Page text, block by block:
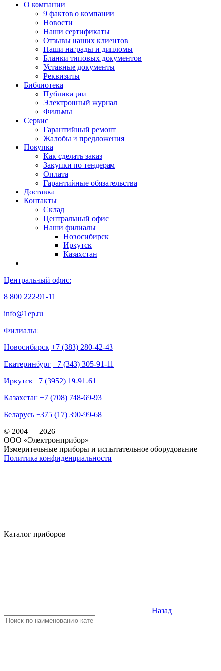
О компании
9 фактов о компании
Новости
Наши сертификаты
Отзывы наших клиентов
Наши награды и дипломы
Бланки типовых документов
Уставные документы
Реквизиты
Библиотека
Публикации
Электронный журнал
Фильмы
Сервис
Гарантийный ремонт
Жалобы и предложения
Покупка
Как сделать заказ
Закупки по тендерам
Оплата
Гарантийные обязательства
Доставка
Контакты
Склад
Центральный офис
Наши филиалы
Новосибирск
Иркутск
Казахстан
Центральный офис:
8 800 222-91-11
info@1ep.ru
Филиалы:
Новосибирск +7 (383) 280-42-43
Екатеринбург +7 (343) 305-91-11
Иркутск +7 (3952) 19-91-61
Казахстан +7 (708) 748-69-93
Беларусь +375 (17) 390-99-68
© 2004 — 2026
OOO «Электронприбор»
Измерительные приборы и испытательное оборудование
Политика конфиденциальности
Каталог приборов
Назад